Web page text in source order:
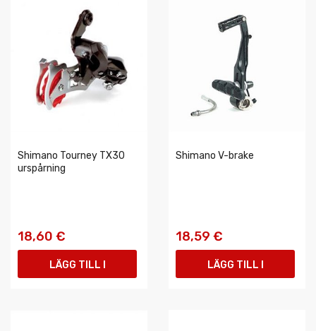
Shimano Tourney TX30
urspårning
18,60 €
LÄGG TILL I
Shimano V-brake
18,59 €
LÄGG TILL I